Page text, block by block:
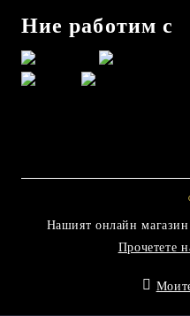
Ние работим с
Нашият онлайн магазин
Прочетете